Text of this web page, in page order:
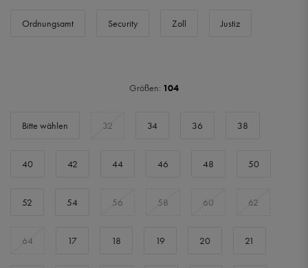
Ordnungsamt Security Zoll Justiz
Größen: 104
Bitte wählen 32 34 36 38
40 42 44 46 48 50
52 54 56 58 60 62
64 17 18 19 20 21